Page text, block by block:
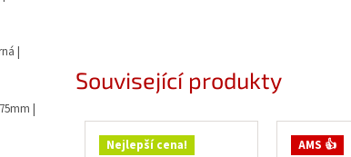
|
|
Související produkty
Nejlepší cena!
AMS 👍